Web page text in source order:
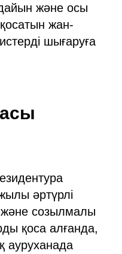
дайын және осы
жан-
шығаруға
әртүрлі
созылмалы
қоса алғанда,
ауруханада